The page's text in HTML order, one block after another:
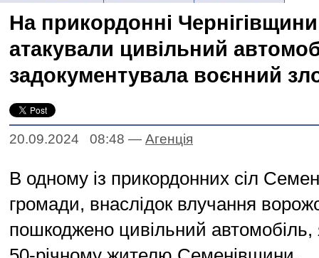
На прикордонні
атакували цивільний
задокументувала воєнний
20.09.2024 08:48 — Агенцiя
В одному із прикордонних сіл
громади, внаслідок влучання
пошкоджено цивільний